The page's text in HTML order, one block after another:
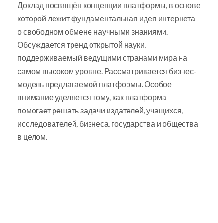
Доклад посвящён концепции платформы, в основе
которой лежит фундаментальная идея интернета
о свободном обмене научными знаниями.
Обсуждается тренд открытой науки,
поддерживаемый ведущими странами мира на
самом высоком уровне. Рассматривается бизнес-
модель предлагаемой платформы. Особое
внимание уделяется тому, как платформа
помогает решать задачи издателей, учащихся,
исследователей, бизнеса, государства и общества
в целом.